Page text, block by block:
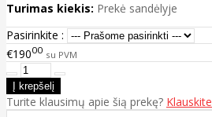
Turimas kiekis: Prekė sandėlyje
Pasirinkite :
€19000 su PVM
Turite klausimų apie šią prekę? Klauskite